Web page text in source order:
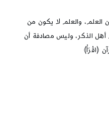
العلم، والعلم لا يكون من
أهل الذكر، وليس مصادفة أن
﴿اقْرَأْ﴾